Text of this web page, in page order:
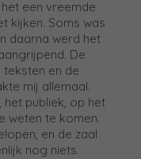
een vreemde
kijken. Soms was
daarna werd het
De
en de
mij allemaal.
publiek, op het
weten te komen.
en de zaal
nog niets.